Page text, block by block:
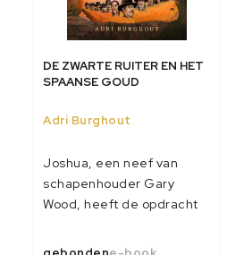
DE ZWARTE RUITER EN HET
SPAANSE GOUD
Adri Burghout
Joshua, een neef van
schapenhouder Gary
Wood, heeft de opdracht
sporen in het